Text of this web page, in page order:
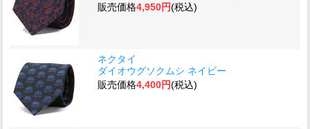
販売価格4,950円(税込)
ネクタイ
ダイオウグソクムシ ネイビー
販売価格4,400円(税込)